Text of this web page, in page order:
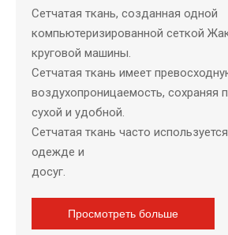
Сетчатая ткань, созданная одной
компьютеризированной сеткой
круговой машины.
Сетчатая ткань имеет
воздухопроницаемость, сохраняя
сухой и удобной.
Сетчатая ткань часто
одежде и
досуг.
Просмотреть больше